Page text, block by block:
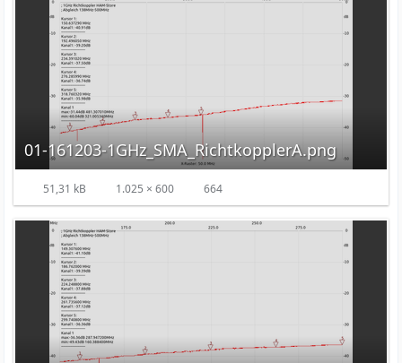
01-161203-1GHz_SMA_RichtkopplerA.png
51,31 kB 1.025 × 600 664